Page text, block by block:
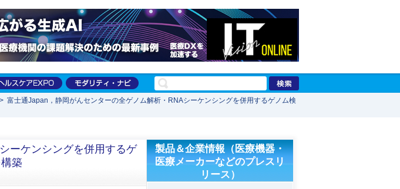
> 富士通Japan，静岡がんセンターの全ゲノム解析・RNAシーケンシングを併用するゲノム検
ーケンシングを併用するゲ
築
製品＆企業情報（医療機器・
医療メーカーなどのプレスリ
リース）